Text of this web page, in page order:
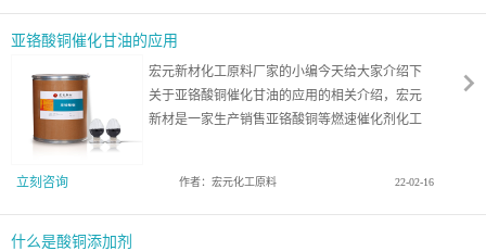
亚铬酸铜催化甘油的应用
宏元新材化工原料厂家的小编今天给大家介绍下
关于亚铬酸铜催化甘油的应用的相关介绍，宏元
新材是一家生产销售亚铬酸铜等燃速催化剂化工
饰亚铬酸铜催化甘油可以用来制备羟基丙酮吗？
一起来看看吧！
立刻咨询 作者：宏元化工原料 22-02-16
什么是酸铜添加剂